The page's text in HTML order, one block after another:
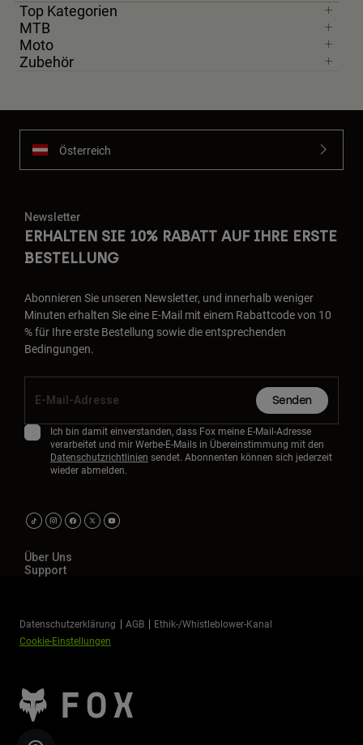
Top Kategorien
MTB
Moto
Zubehör
Österreich
Newsletter
ERHALTEN SIE 10% RABATT AUF IHRE ERSTE
BESTELLUNG
Abonnieren Sie unseren Newsletter, und innerhalb weniger
Minuten erhalten Sie eine E-Mail mit einem Rabattcode von 10
% für Ihre erste Bestellung sowie die entsprechenden
Bedingungen.
Senden
Ich bin damit einverstanden, dass Fox meine E-Mail-Adresse
verarbeitet und mir Werbe-E-Mails in Übereinstimmung mit den
Datenschutzrichtlinien sendet. Abonnenten können sich jederzeit
wieder abmelden.
Über Uns
Support
Datenschutzerklärung AGB
Ethik-/Whistleblower-Kanal
Cookie-Einstellungen